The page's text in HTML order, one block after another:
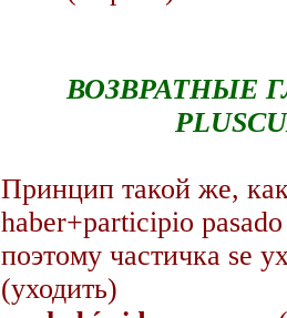
ВОЗВРАТНЫЕ
Принцип такой же,
haber+participio
поэтому частичка se
(уходить)